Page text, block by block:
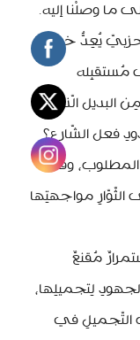
ما وصلْنا إليه.
يُعِدُّ خططًا
مُستقبِله
البديل الّذي
فعل الشّارع؟
وفي
الثّوّارِ مواجهتِها
مُقنعٌ
لِتجميلِها،
التّجميلِ في